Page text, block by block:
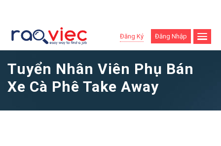
Đăng Ký Đăng Nhập
Tuyển Nhân Viên Phụ Bán
Xe Cà Phê Take Away